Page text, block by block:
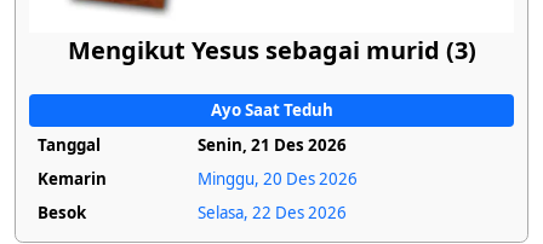
Mengikut Yesus sebagai murid (3)
Ayo Saat Teduh
Tanggal
Senin, 21 Des 2026
Kemarin
Minggu, 20 Des 2026
Besok
Selasa, 22 Des 2026